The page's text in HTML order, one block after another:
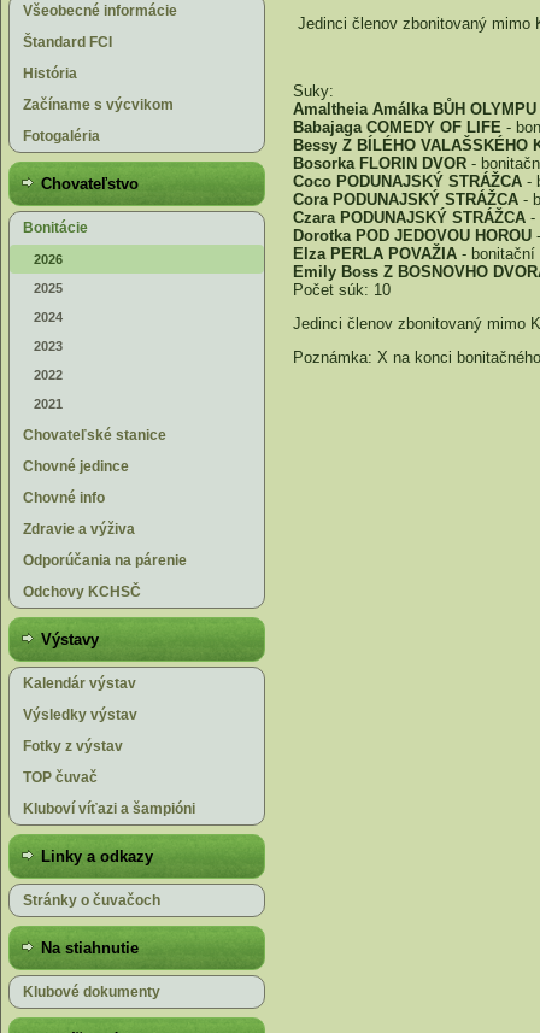
Všeobecné informácie
Štandard FCI
História
Začíname s výcvikom
Fotogaléria
Chovateľstvo
Bonitácie
2026
2025
2024
2023
2022
2021
Chovateľské stanice
Chovné jedince
Chovné info
Zdravie a výživa
Odporúčania na párenie
Odchovy KCHSČ
Výstavy
Kalendár výstav
Výsledky výstav
Fotky z výstav
TOP čuvač
Kluboví víťazi a šampióni
Linky a odkazy
Stránky o čuvačoch
Na stiahnutie
Klubové dokumenty
Jedinci členov zbonitovaný mimo
Suky:
Amaltheia Amálka BŮH OLYMPU
Babajaga COMEDY OF LIFE -
Bessy Z BÍLÉHO VALAŠSKÉHO
Bosorka FLORIN DVOR -
Coco PODUNAJSKÝ STRÁŽCA -
Cora PODUNAJSKÝ STRÁŽCA -
Czara PODUNAJSKÝ STRÁŽCA -
Dorotka POD JEDOVOU HOROU
Elza PERLA POVAŽIA -
Emily Boss Z BOSNOVHO
Počet súk: 10
Jedinci členov zbonitovaný mimo
Poznámka: X na konci